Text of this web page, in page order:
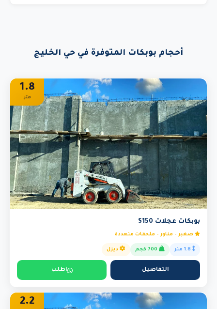
أحجام بوبكات المتوفرة في حي الخليج
1.8
متر
بوبكات عجلات S150
صغير - مناور - ملحقات متعددة
ديزل
التفاصيل اطلب
2.2